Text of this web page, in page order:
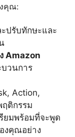
คุณ:
ปรับทักษะและ
Amazon
บวนการ
Action,
ติกรรม
ยมพร้อมที่จะพูด
งคุณอย่าง